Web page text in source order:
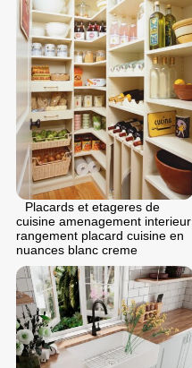
Placards et etageres de
cuisine amenagement interieur
rangement placard cuisine en
nuances blanc creme